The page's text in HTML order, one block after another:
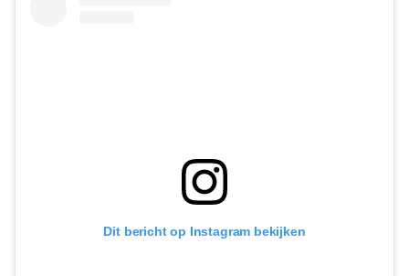
Dit bericht op Instagram bekijken